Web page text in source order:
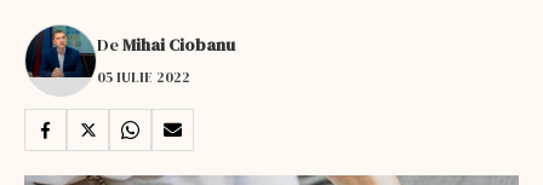
DeMihai Ciobanu
05 IULIE 2022